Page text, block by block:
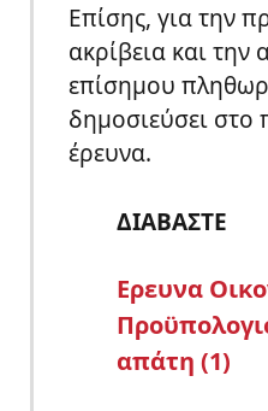
Επίσης, για την
ακρίβεια και την
επίσημου
δημοσιεύσει στο
έρευνα.
ΔΙΑΒΑΣΤΕ
Ερευνα
απάτη (1)